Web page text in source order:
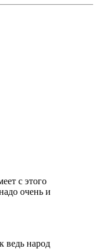
с этого
очень и
ведь народ